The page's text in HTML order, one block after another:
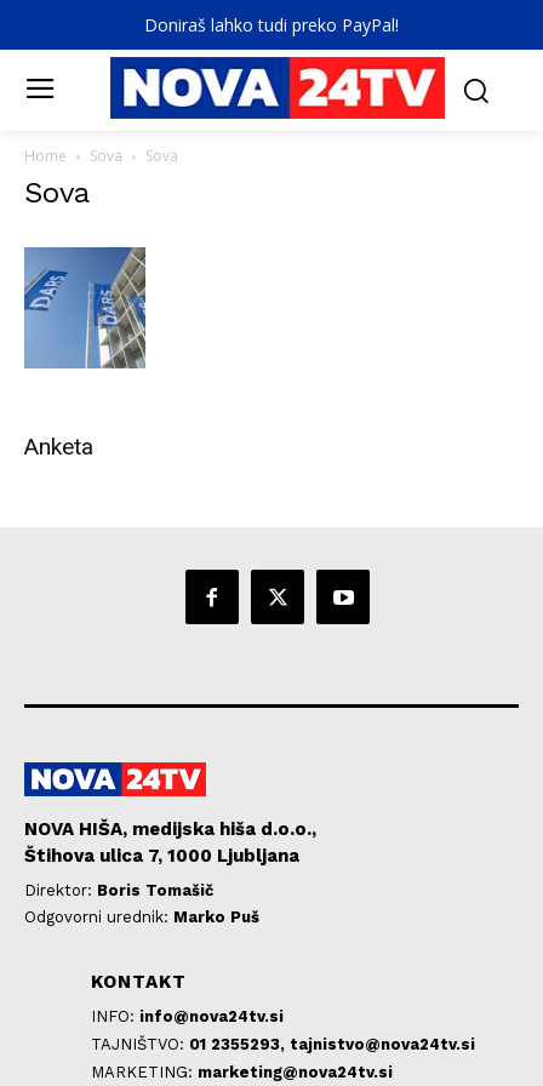
Doniraš lahko tudi preko PayPal!
Home Sova Sova
Sova
Anketa
NOVA HIŠA, medijska hiša d.o.o.,
Štihova ulica 7, 1000 Ljubljana
Direktor: Boris Tomašič
Odgovorni urednik: Marko Puš
KONTAKT
INFO: info@nova24tv.si
TAJNIŠTVO: 01 2355293, tajnistvo@nova24tv.si
MARKETING: marketing@nova24tv.si